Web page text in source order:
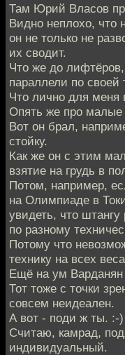
Там Юрий Власов
Видно неплохо, что
он не только не
их сводит.
Что же до
параллели по своей
Что лично для меня
Опять же про малые
Вот он брал,
стойку.
Как же он с этим
взятие на грудь в
Потом, например,
на Олимпиаде в
увидеть, что штангу
по разному
Потому что
технику на всех
Ещё на ум Варданян
Тот тоже с точки
совсем неидеален.
А вот - поди ж ты. :-)
Считаю, камрад,
индивидуальный.